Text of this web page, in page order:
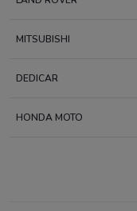
MITSUBISHI
DEDICAR
HONDA MOTO